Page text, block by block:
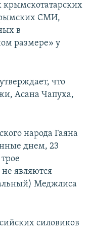
крымскотатарских
СМИ,
в
размере» у
утверждает, что
Асана Чапуха,
народа Гаяна
днем, 23
являются
Меджлиса
силовиков